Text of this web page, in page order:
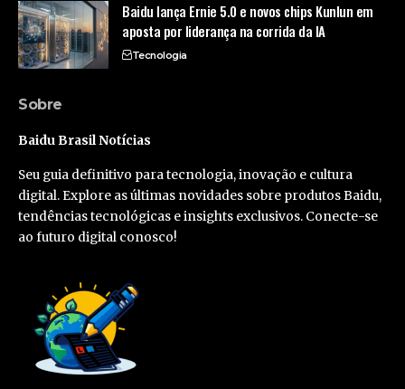
Baidu lança Ernie 5.0 e novos chips Kunlun em
aposta por liderança na corrida da IA
Tecnologia
Sobre
Baidu Brasil Notícias
Seu guia definitivo para tecnologia, inovação e cultura
digital. Explore as últimas novidades sobre produtos Baidu,
tendências tecnológicas e insights exclusivos. Conecte-se
ao futuro digital conosco!